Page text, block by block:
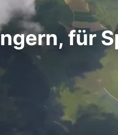
für